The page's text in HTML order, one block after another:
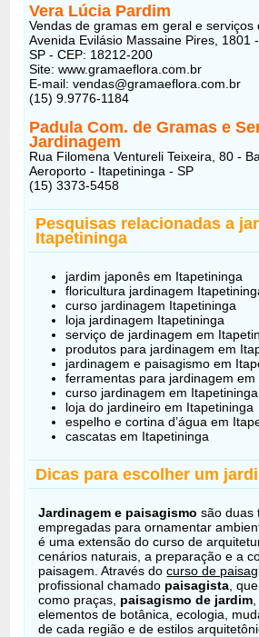
Vera Lúcia Pardim
Vendas de gramas em geral e serviços
Avenida Evilásio Massaine Pires, 1801
SP - CEP: 18212-200
Site: www.gramaeflora.com.br
E-mail: vendas@gramaeflora.com.br
(15) 9.9776-1184
Padula Com. de Gramas e
Jardinagem
Rua Filomena Ventureli Teixeira, 80 -
Aeroporto - Itapetininga - SP
(15) 3373-5458
Pesquisas relacionadas a
Itapetininga
jardim japonês em Itapetininga
floricultura jardinagem
curso jardinagem Itapetininga
loja jardinagem Itapetininga
serviço de jardinagem em
produtos para jardinagem em
jardinagem e paisagismo em
ferramentas para jardinagem em
curso jardinagem em Itapetininga
loja do jardineiro em Itapetininga
espelho e cortina d’água em
cascatas em Itapetininga
Dicas para escolher um
Jardinagem e paisagismo são duas
empregadas para ornamentar
é uma extensão do curso de
cenários naturais, a preparação e a
paisagem. Através docurso de
profissional chamado paisagista ,
como praças, paisagismo de jardim
elementos de botânica, ecologia,
de cada região e de estilos